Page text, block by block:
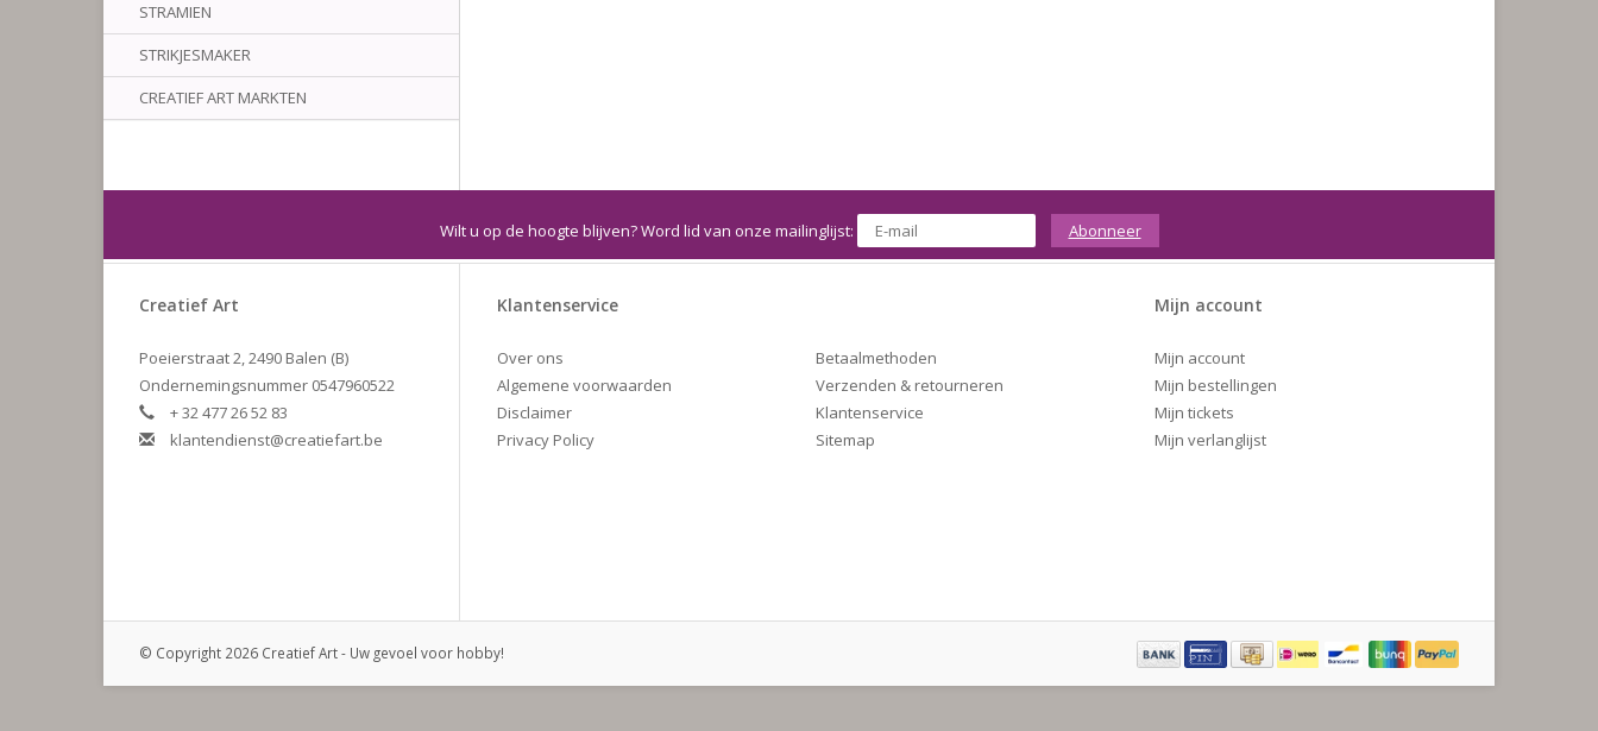
STRAMIEN
STRIKJESMAKER
CREATIEF ART MARKTEN
Wilt u op de hoogte blijven? Word lid van onze mailinglijst: Abonneer
Creatief Art
Poeierstraat 2, 2490 Balen (B)
Ondernemingsnummer 0547960522
+ 32 477 26 52 83
klantendienst@creatiefart.be
Klantenservice
Over ons
Algemene voorwaarden
Disclaimer
Privacy Policy
Betaalmethoden
Verzenden & retourneren
Klantenservice
Sitemap
Mijn account
Mijn account
Mijn bestellingen
Mijn tickets
Mijn verlanglijst
© Copyright 2026 Creatief Art - Uw gevoel voor hobby!